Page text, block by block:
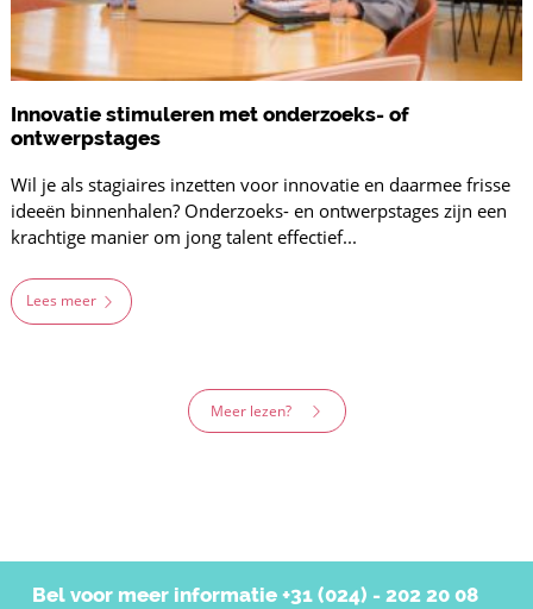
Innovatie stimuleren met onderzoeks- of
ontwerpstages
Wil je als stagiaires inzetten voor innovatie en daarmee frisse
ideeën binnenhalen? Onderzoeks- en ontwerpstages zijn een
krachtige manier om jong talent effectief...
Lees meer
Meer lezen?
Bel voor meer informatie +31 (024) - 202 20 08